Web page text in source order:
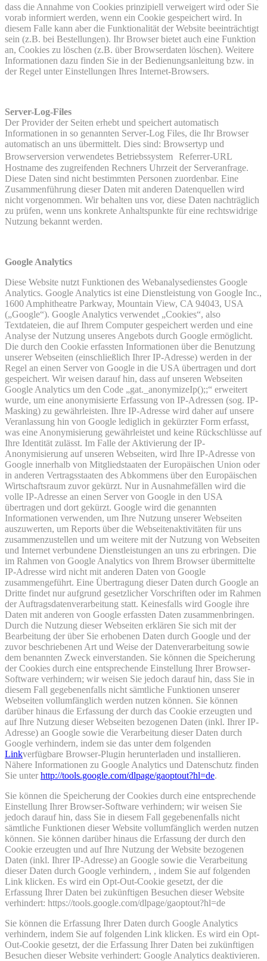
dass die Annahme von Cookies prinzipiell verweigert wird oder Sie
vorab informiert werden, wenn ein Cookie gespeichert wird. In
diesem Falle kann aber die Funktionalität der Website beeinträchtigt
sein (z.B. bei Bestellungen). Ihr Browser bietet auch eine Funktion
an, Cookies zu löschen (z.B. über Browserdaten löschen). Weitere
Informationen dazu finden Sie in der Bedienungsanleitung bzw. in
der Regel unter Einstellungen Ihres Internet-Browsers.
Server-Log-Files
Der Provider der Seiten erhebt und speichert automatisch
Informationen in so genannten Server-Log Files, die Ihr Browser
automatisch an uns übermittelt. Dies sind: Browsertyp und
Browserversion verwendetes Betriebssystem Referrer-URL
Hostname des zugreifenden Rechners Uhrzeit der Serveranfrage.
Diese Daten sind nicht bestimmten Personen zuordenbar. Eine
Zusammenführung dieser Daten mit anderen Datenquellen wird
nicht vorgenommen. Wir behalten uns vor, diese Daten nachträglich
zu prüfen, wenn uns konkrete Anhaltspunkte für eine rechtswidrige
Nutzung bekannt werden.
Google Analytics
Diese Website nutzt Funktionen des Webanalysedienstes Google
Analytics. Google Analytics ist eine Dienstleistung von Google Inc.,
1600 Amphitheatre Parkway, Mountain View, CA 94043, USA
(„Google“). Google Analytics verwendet „Cookies“, also
Textdateien, die auf Ihrem Computer gespeichert werden und eine
Analyse der Nutzung unseres Angebots durch Google ermöglicht.
Die durch den Cookie erfassten Informationen über die Benutzung
unserer Webseiten (einschließlich Ihrer IP-Adresse) werden in der
Regel an einen Server von Google in die USA übertragen und dort
gespeichert. Wir weisen darauf hin, dass auf unseren Webseiten
Google Analytics um den Code „gat._anonymizeIp();;“ erweitert
wurde, um eine anonymisierte Erfassung von IP-Adressen (sog. IP-
Masking) zu gewährleisten. Ihre IP-Adresse wird daher auf unsere
Veranlassung hin von Google lediglich in gekürzter Form erfasst,
was eine Anonymisierung gewährleistet und keine Rückschlüsse auf
Ihre Identität zulässt. Im Falle der Aktivierung der IP-
Anonymisierung auf unseren Webseiten, wird Ihre IP-Adresse von
Google innerhalb von Mitgliedstaaten der Europäischen Union oder
in anderen Vertragsstaaten des Abkommens über den Europäischen
Wirtschaftsraum zuvor gekürzt. Nur in Ausnahmefällen wird die
volle IP-Adresse an einen Server von Google in den USA
übertragen und dort gekürzt. Google wird die genannten
Informationen verwenden, um Ihre Nutzung unserer Webseiten
auszuwerten, um Reports über die Webseitenaktivitäten für uns
zusammenzustellen und um weitere mit der Nutzung von Webseiten
und Internet verbundene Dienstleistungen an uns zu erbringen. Die
im Rahmen von Google Analytics von Ihrem Browser übermittelte
IP-Adresse wird nicht mit anderen Daten von Google
zusammengeführt. Eine Übertragung dieser Daten durch Google an
Dritte findet nur aufgrund gesetzlicher Vorschriften oder im Rahmen
der Auftragsdatenverarbeitung statt. Keinesfalls wird Google ihre
Daten mit anderen von Google erfassten Daten zusammenbringen.
Durch die Nutzung dieser Webseiten erklären Sie sich mit der
Bearbeitung der über Sie erhobenen Daten durch Google und der
zuvor beschriebenen Art und Weise der Datenverarbeitung sowie
dem benannten Zweck einverstanden. Sie können die Speicherung
der Cookies durch eine entsprechende Einstellung Ihrer Browser-
Software verhindern; wir weisen Sie jedoch darauf hin, dass Sie in
diesem Fall gegebenenfalls nicht sämtliche Funktionen unserer
Webseiten vollumfänglich werden nutzen können. Sie können
darüber hinaus die Erfassung der durch das Cookie erzeugten und
auf Ihre Nutzung dieser Webseiten bezogenen Daten (inkl. Ihrer IP-
Adresse) an Google sowie die Verarbeitung dieser Daten durch
Google verhindern, indem sie das unter dem folgenden
Linkverfügbare Browser-Plugin herunterladen und installieren.
Nähere Informationen zu Google Analytics und Datenschutz finden
Sie unter http://tools.google.com/dlpage/gaoptout?hl=de.
Sie können die Speicherung der Cookies durch eine entsprechende
Einstellung Ihrer Browser-Software verhindern; wir weisen Sie
jedoch darauf hin, dass Sie in diesem Fall gegebenenfalls nicht
sämtliche Funktionen dieser Website vollumfänglich werden nutzen
können. Sie können darüber hinaus die Erfassung der durch den
Cookie erzeugten und auf Ihre Nutzung der Website bezogenen
Daten (inkl. Ihrer IP-Adresse) an Google sowie die Verarbeitung
dieser Daten durch Google verhindern, , indem Sie auf folgenden
Link klicken. Es wird ein Opt-Out-Cookie gesetzt, der die
Erfassung Ihrer Daten bei zukünftigen Besuchen dieser Website
verhindert: https://tools.google.com/dlpage/gaoptout?hl=de
Sie können die Erfassung Ihrer Daten durch Google Analytics
verhindern, indem Sie auf folgenden Link klicken. Es wird ein Opt-
Out-Cookie gesetzt, der die Erfassung Ihrer Daten bei zukünftigen
Besuchen dieser Website verhindert: Google Analytics deaktivieren.